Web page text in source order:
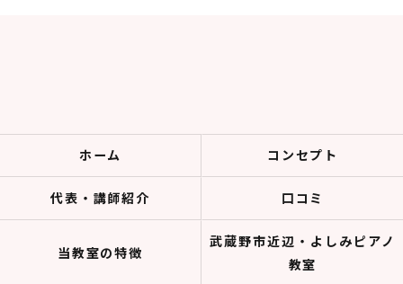
ホーム コンセプト
代表・講師紹介 口コミ
当教室の特徴
武蔵野市近辺・よしみピアノ
教室